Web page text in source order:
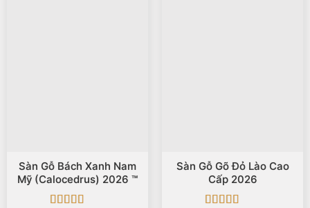
Sàn Gỗ Bách Xanh Nam
Mỹ (Calocedrus) 2026 ™
Sàn Gỗ Gõ Đỏ Lào Cao
Cấp 2026